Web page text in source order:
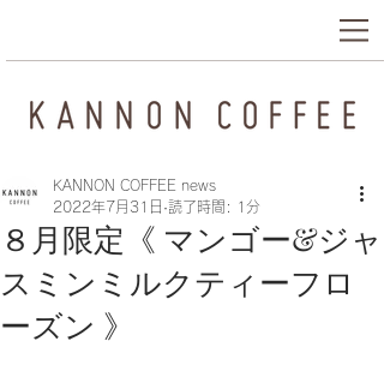
８月限定《 マンゴー&ジャ
スミンミルクティーフロ
ーズン 》 ⁡
KANNON COFFEE news
2022年7月31日 読了時間: 1分